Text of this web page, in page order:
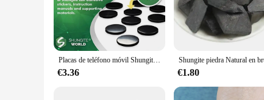
Placas de teléfono móvil Shungite, piedra Natural, piedras preciosas en bruto, pegatinas antiradaitaion, EMF, EMP, TV, bloqueador de radiación 5G, 1/10 piezas
€3.36 €1.80